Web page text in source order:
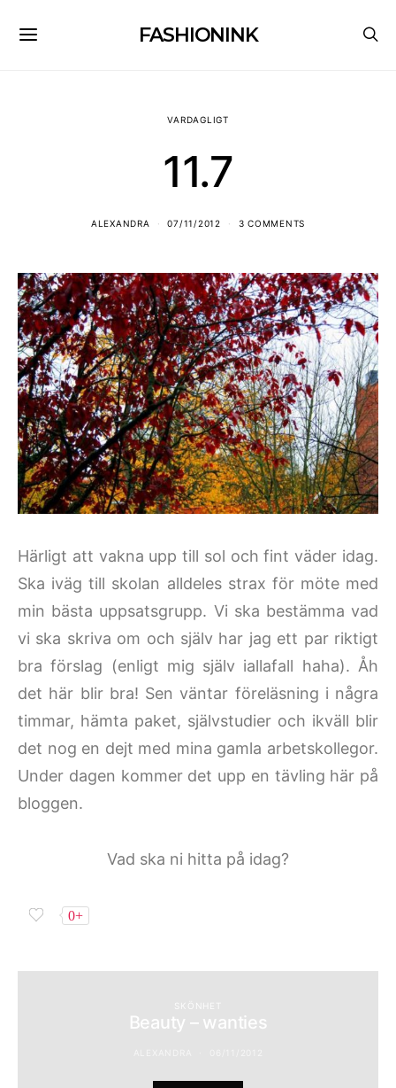
FASHIONINK
VARDAGLIGT
11.7
ALEXANDRA 07/11/2012 3 COMMENTS
Härligt att vakna upp till sol och fint väder idag.
Ska iväg till skolan alldeles strax för möte med
min bästa uppsatsgrupp. Vi ska bestämma vad
vi ska skriva om och själv har jag ett par riktigt
bra förslag (enligt mig själv iallafall haha). Åh
det här blir bra! Sen väntar föreläsning i några
timmar, hämta paket, självstudier och ikväll blir
det nog en dejt med mina gamla arbetskollegor.
Under dagen kommer det upp en tävling här på
bloggen.
Vad ska ni hitta på idag?
0+
SKÖNHET
Beauty – wanties